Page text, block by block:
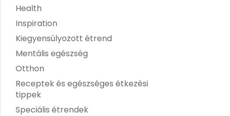
Health
Inspiration
Kiegyensúlyozott étrend
Mentális egészség
Otthon
Receptek és egészséges étkezési
tippek
Speciális étrendek